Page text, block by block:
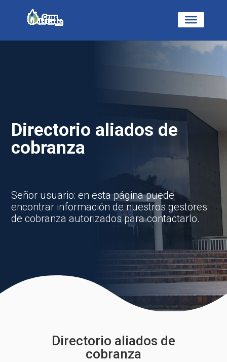
Directorio aliados de
cobranza
Señor usuario: en esta página puede
encontrar información de nuestros gestores
de cobranza autorizados para contactarlo.
Directorio aliados de
cobranza